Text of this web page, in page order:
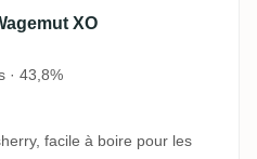
XO
· 43,8%
facile à boire pour les